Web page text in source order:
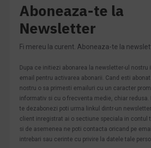
Aboneaza-te la
Newsletter
Fi mereu la curent. Aboneaza-te la
Dupa ce initiezi abonarea la newsletter-ul nostru
email pentru activarea abonarii. Cand esti
nostru o sa primesti emailuri cu un caracter
informativ si cu o frecventa medie, chiar redusa.
te dezabonezi poti urma linkul dintr-un
client inregistrat ai o sectiune speciala in contul
si de asemenea ne poti contacta oricand pe
intrebari sau cerinte cu privire la datele tale